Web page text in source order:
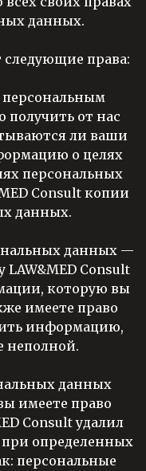
данных.
следующие права:
персональным
от нас
ли ваши
о целях
персональных
Consult копии
данных.
данных—
LAW&MED Consult
которую вы
имеете право
информацию,
неполной.
данных
имеете право
Consult удалил
определенных
персональные